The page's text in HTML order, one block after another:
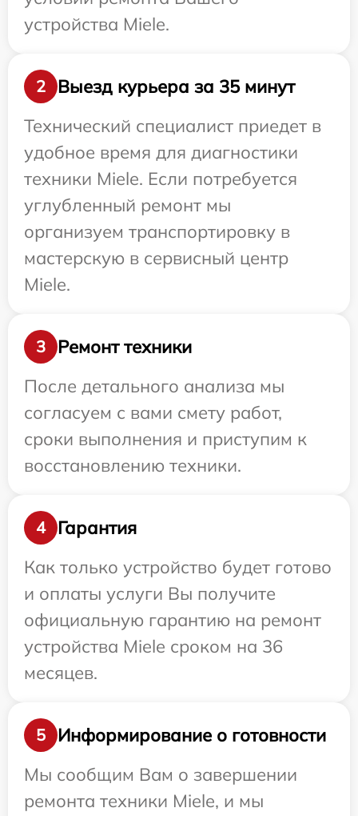
устройства Miele.
2
Выезд курьера за 35 минут
Технический специалист приедет в
удобное время для диагностики
техники Miele. Если потребуется
углубленный ремонт мы
организуем транспортировку в
мастерскую в сервисный центр
Miele.
3
Ремонт техники
После детального анализа мы
согласуем с вами смету работ,
сроки выполнения и приступим к
восстановлению техники.
4
Гарантия
Как только устройство будет готово
и оплаты услуги Вы получите
официальную гарантию на ремонт
устройства Miele сроком на 36
месяцев.
5
Информирование о готовности
Мы сообщим Вам о завершении
ремонта техники Miele, и мы